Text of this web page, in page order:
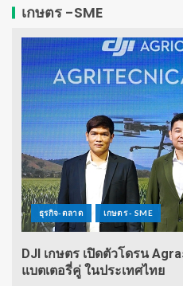
เกษตร -SME
ธุรกิจ-ตลาด เกษตร - SME
DJI เกษตร เปิดตัวโดรน
แบตเตอรี่คู่ ในประเทศไทย